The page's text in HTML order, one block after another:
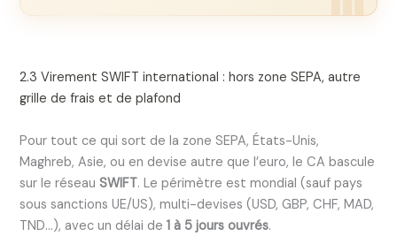
2.3 Virement SWIFT international : hors zone SEPA, autre
grille de frais et de plafond
Pour tout ce qui sort de la zone SEPA, États-Unis,
Maghreb, Asie, ou en devise autre que l’euro, le CA bascule
sur le réseau SWIFT. Le périmètre est mondial (sauf pays
sous sanctions UE/US), multi-devises (USD, GBP, CHF, MAD,
TND…), avec un délai de1 à 5 jours ouvrés.